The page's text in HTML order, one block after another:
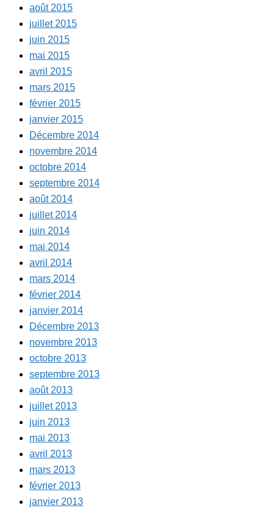
août 2015
juillet 2015
juin 2015
mai 2015
avril 2015
mars 2015
février 2015
janvier 2015
Décembre 2014
novembre 2014
octobre 2014
septembre 2014
août 2014
juillet 2014
juin 2014
mai 2014
avril 2014
mars 2014
février 2014
janvier 2014
Décembre 2013
novembre 2013
octobre 2013
septembre 2013
août 2013
juillet 2013
juin 2013
mai 2013
avril 2013
mars 2013
février 2013
janvier 2013